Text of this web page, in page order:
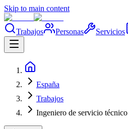
Skip to main content
Trabajos Personas Servicios
España
Trabajos
Ingeniero de servicio técnico